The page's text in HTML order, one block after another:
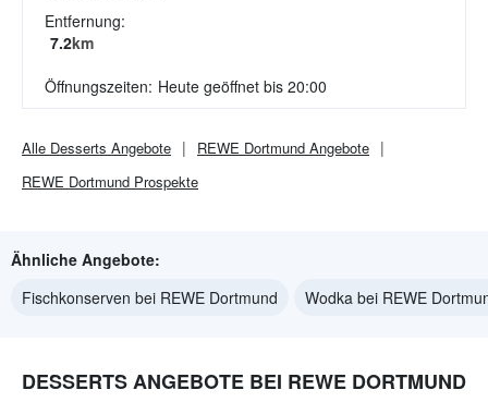
Entfernung:
7.2km
Öffnungszeiten: Heute geöffnet bis 20:00
Alle Desserts Angebote REWE Dortmund Angebote
REWE Dortmund Prospekte
Ähnliche Angebote:
Fischkonserven bei REWE Dortmund
Wodka bei REWE
DESSERTS ANGEBOTE BEI REWE DORTMUND